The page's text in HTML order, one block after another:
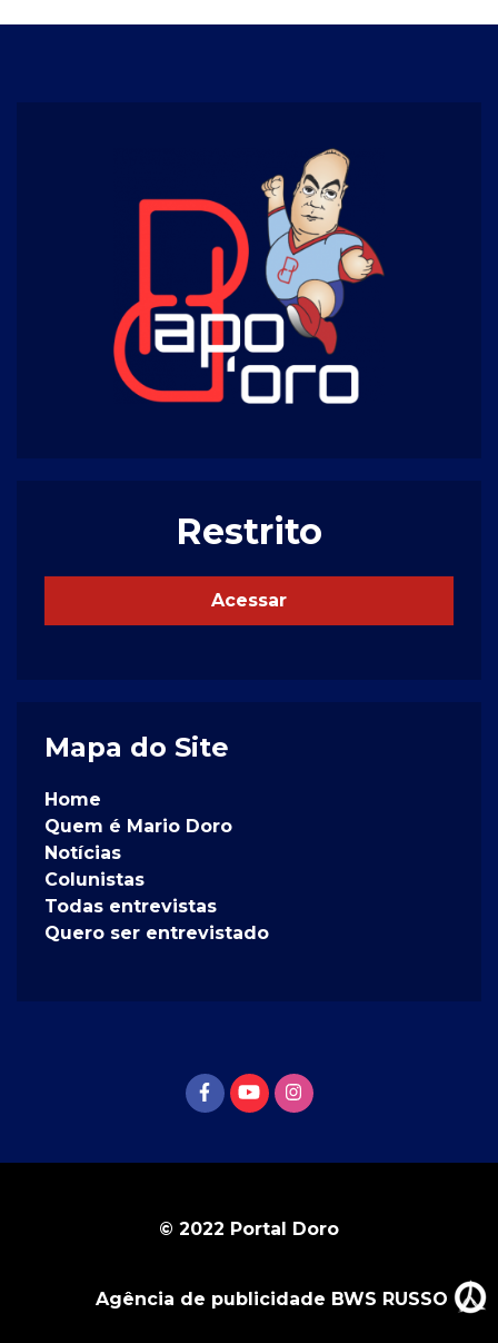
Restrito
Acessar
Mapa do Site
Home
Quem é Mario Doro
Notícias
Colunistas
Todas entrevistas
Quero ser entrevistado
© 2022 Portal Doro
Agência de publicidade BWS RUSSO